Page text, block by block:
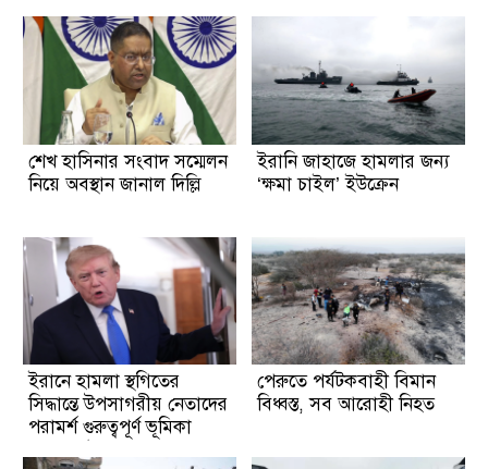
শেখ হাসিনার সংবাদ সম্মেলন
নিয়ে অবস্থান জানাল দিল্লি
ইরানি জাহাজে হামলার জন্য
‘ক্ষমা চাইল’ ইউক্রেন
ইরানে হামলা স্থগিতের
সিদ্ধান্তে উপসাগরীয় নেতাদের
পরামর্শ গুরুত্বপূর্ণ ভূমিকা
পেরুতে পর্যটকবাহী বিমান
বিধ্বস্ত, সব আরোহী নিহত